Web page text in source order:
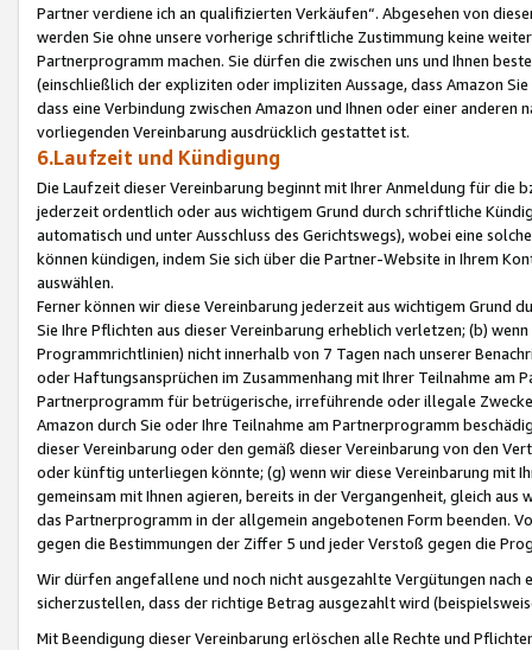
Partner verdiene ich an qualifizierten Verkäufen“. Abgesehen von
werden Sie ohne unsere vorherige schriftliche Zustimmung keine
Partnerprogramm machen. Sie dürfen die zwischen uns und Ihnen
(einschließlich der expliziten oder impliziten Aussage, dass Amazon
dass eine Verbindung zwischen Amazon und Ihnen oder einer
vorliegenden Vereinbarung ausdrücklich gestattet ist.
6.Laufzeit und Kündigung
Die Laufzeit dieser Vereinbarung beginnt mit Ihrer Anmeldung für die
jederzeit ordentlich oder aus wichtigem Grund durch schriftliche
automatisch und unter Ausschluss des Gerichtswegs), wobei eine
können kündigen, indem Sie sich über die Partner-Website in Ihrem
auswählen.
Ferner können wir diese Vereinbarung jederzeit aus wichtigem Grund
Sie Ihre Pflichten aus dieser Vereinbarung erheblich verletzen; (b)
Programmrichtlinien) nicht innerhalb von 7 Tagen nach unserer
oder Haftungsansprüchen im Zusammenhang mit Ihrer Teilnahme am
Partnerprogramm für betrügerische, irreführende oder illegale
Amazon durch Sie oder Ihre Teilnahme am Partnerprogramm
dieser Vereinbarung oder den gemäß dieser Vereinbarung von den
oder künftig unterliegen könnte; (g) wenn wir diese Vereinbarung mit
gemeinsam mit Ihnen agieren, bereits in der Vergangenheit, gleich
das Partnerprogramm in der allgemein angebotenen Form beenden.
gegen die Bestimmungen der Ziffer 5 und jeder Verstoß gegen die
Wir dürfen angefallene und noch nicht ausgezahlte Vergütungen
sicherzustellen, dass der richtige Betrag ausgezahlt wird
Mit Beendigung dieser Vereinbarung erlöschen alle Rechte und